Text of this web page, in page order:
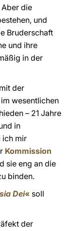
die
und
Bruderschaft
und ihre
in der
der
wesentlichen
– 21 Jahre
in
ich mir
Kommission
sie eng an die
binden.
Dei« soll
der